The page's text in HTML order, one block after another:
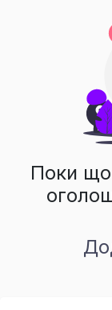
Поки що